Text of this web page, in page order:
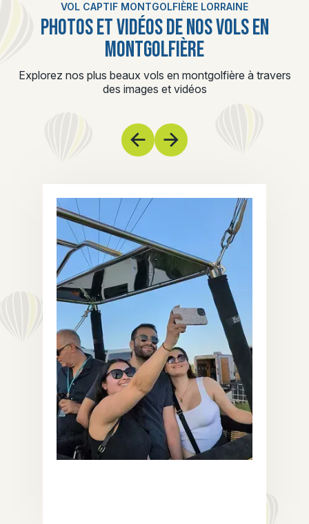
VOL CAPTIF MONTGOLFIÈRE LORRAINE
PHOTOS ET VIDÉOS DE NOS VOLS EN
MONTGOLFIÈRE
Explorez nos plus beaux vols en montgolfière à travers
des images et vidéos